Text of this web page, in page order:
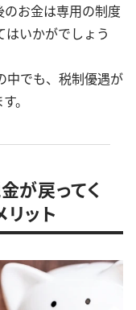
お金は専用の制度
いかがでしょう
中でも、税制優遇が
。
が戻ってく
リット